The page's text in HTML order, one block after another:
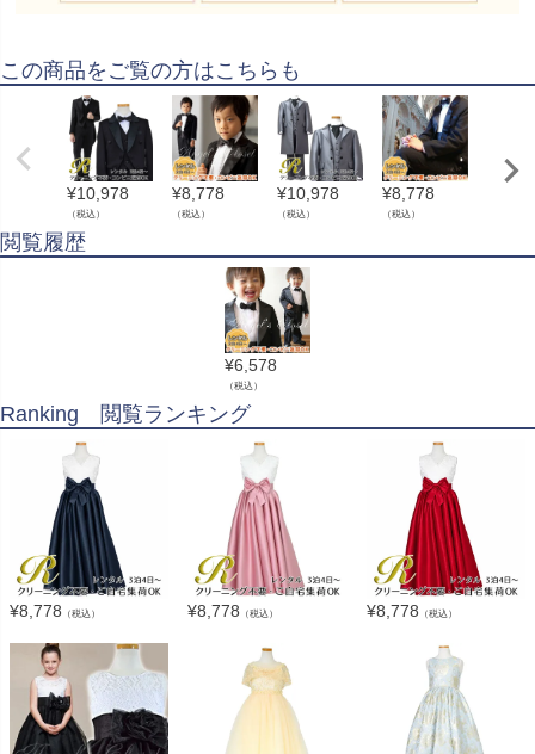
この商品をご覧の方はこちらも
¥10,978
（税込）
¥8,778
（税込）
¥10,978
（税込）
¥8,778
（税込）
閲覧履歴
¥6,578
（税込）
Ranking 閲覧ランキング
¥8,778 （税込） ¥8,778 （税込） ¥8,778 （税込）